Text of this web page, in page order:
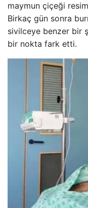
maymun çiçeği
Birkaç gün sonra
sivilceye benzer bir
bir nokta fark etti.